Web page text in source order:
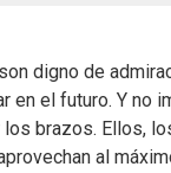
digno de
en el futuro. Y no
brazos. Ellos,
al